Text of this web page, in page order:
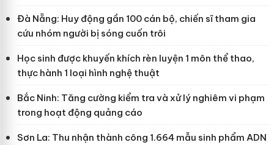
Đà Nẵng: Huy động gần 100 cán bộ, chiến sĩ tham gia
cứu nhóm người bị sóng cuốn trôi
Học sinh được khuyến khích rèn luyện 1 môn thể thao,
thực hành 1 loại hình nghệ thuật
Bắc Ninh: Tăng cường kiểm tra và xử lý nghiêm vi phạm
trong hoạt động quảng cáo
Sơn La: Thu nhận thành công 1.664 mẫu sinh phẩm ADN